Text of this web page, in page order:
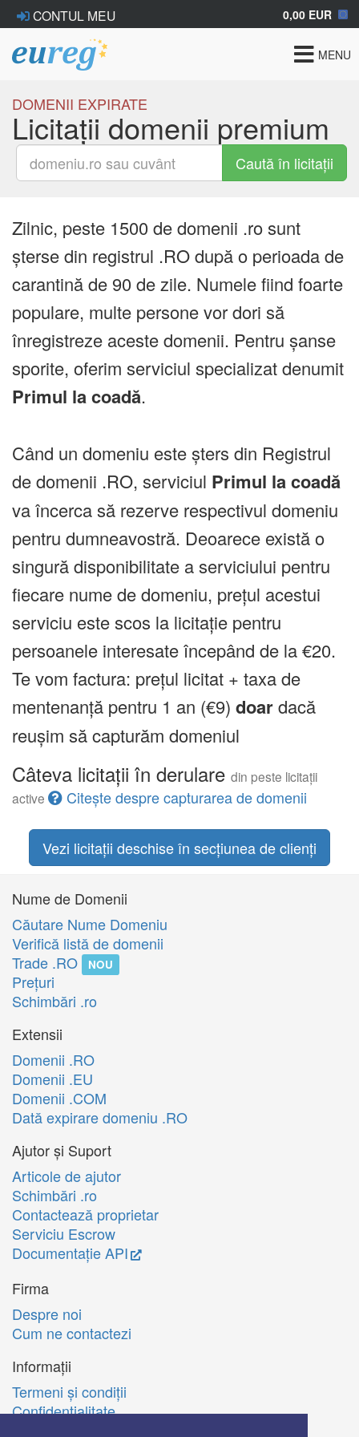
CONTUL MEU 0,00 EUR
Toggle
MENU
DOMENII EXPIRATE
Licitații domenii premium
Caută în licitații
Zilnic, peste 1500 de domenii .ro sunt
șterse din registrul .RO după o perioada de
carantină de 90 de zile. Numele fiind foarte
populare, multe persone vor dori să
înregistreze aceste domenii. Pentru șanse
sporite, oferim serviciul specializat denumit
Primul la coadă.
Când un domeniu este șters din Registrul
de domenii .RO, serviciul Primul la coadă
va încerca să rezerve respectivul domeniu
pentru dumneavostră. Deoarece există o
singură disponibilitate a serviciului pentru
fiecare nume de domeniu, prețul acestui
serviciu este scos la licitație pentru
persoanele interesate începând de la €20.
Te vom factura: prețul licitat + taxa de
mentenanță pentru 1 an (€9) doardacă
reușim să capturăm domeniul
Câteva licitații în derulare din peste licitații
active
Citește despre capturarea de domenii
Vezi licitații deschise în secțiunea de clienți
Nume de Domenii
Căutare Nume Domeniu
Verifică listă de domenii
Trade .RO
NOU
Preţuri
Schimbări .ro
Extensii
Domenii .RO
Domenii .EU
Domenii .COM
Dată expirare domeniu .RO
Ajutor și Suport
Articole de ajutor
Schimbări .ro
Contactează proprietar
Serviciu Escrow
Documentație API
Firma
Despre noi
Cum ne contactezi
Informații
Termeni şi condiţii
Confidenţialitate